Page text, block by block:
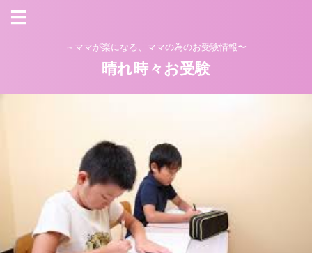
～ママが楽になる、ママの為のお受験情報〜
晴れ時々お受験